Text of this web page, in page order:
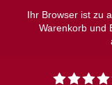
Ihr Browser ist zu
Warenkorb und